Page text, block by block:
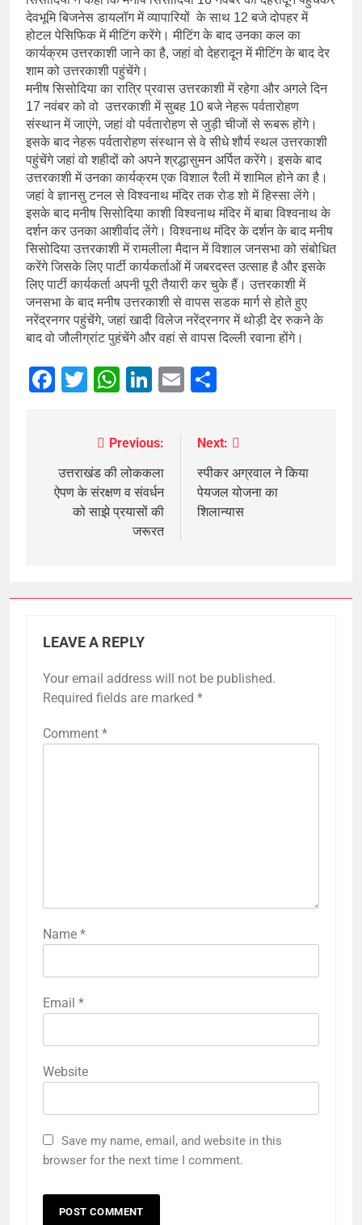
देवभूमि बिजनेस डायलॉग में व्यापारियों के साथ 12 बजे दोपहर में
होटल पेसिफिक में मीटिंग करेंगे। मीटिंग के बाद उनका कल का
कार्यक्रम उत्तरकाशी जाने का है, जहां वो देहरादून में मीटिंग के बाद देर
शाम को उत्तरकाशी पहुंचेंगे।
मनीष सिसोदिया का रात्रि प्रवास उत्तरकाशी में रहेगा और अगले दिन
17 नवंबर को वो उत्तरकाशी में सुबह 10 बजे नेहरू पर्वतारोहण
संस्थान में जाएंगे, जहां वो पर्वतारोहण से जुड़ी चीजों से रूबरू होंगे।
इसके बाद नेहरू पर्वतारोहण संस्थान से वे सीधे शौर्य स्थल उत्तरकाशी
पहुंचेंगे जहां वो शहीदों को अपने श्रद्धासुमन अर्पित करेंगे। इसके बाद
उत्तरकाशी में उनका कार्यक्रम एक विशाल रैली में शामिल होने का है।
जहां वे ज्ञानसु टनल से विश्वनाथ मंदिर तक रोड शो में हिस्सा लेंगे।
इसके बाद मनीष सिसोदिया काशी विश्वनाथ मंदिर में बाबा विश्वनाथ के
दर्शन कर उनका आशीर्वाद लेंगे। विश्वनाथ मंदिर के दर्शन के बाद मनीष
सिसोदिया उत्तरकाशी में रामलीला मैदान में विशाल जनसभा को संबोधित
करेंगे जिसके लिए पार्टी कार्यकर्ताओं में जबरदस्त उत्साह है और इसके
लिए पार्टी कार्यकर्ता अपनी पूरी तैयारी कर चुके हैं। उत्तरकाशी में
जनसभा के बाद मनीष उत्तरकाशी से वापस सडक मार्ग से होते हुए
नरेंद्रनगर पहुंचेंगे, जहां खादी विलेज नरेंद्रनगर में थोड़ी देर रुकने के
बाद वो जौलीग्रांट पुहंचेंगे और वहां से वापस दिल्ली रवाना होंगे।
Facebook
TwitterWhatsApp
LinkedIn
Email
navigation
Previous:
उत्तराखंड की लोककला
ऐपण के संरक्षण व संवर्धन
को साझे प्रयासों की
जरूरत
Next:
स्पीकर अग्रवाल ने किया
पेयजल योजना का
शिलान्यास
LEAVE A REPLY
Your email address will not be published.
Required fields are marked *
Comment *
Name *
Email *
Website
Save my name, email, and website in this
browser for the next time I comment.